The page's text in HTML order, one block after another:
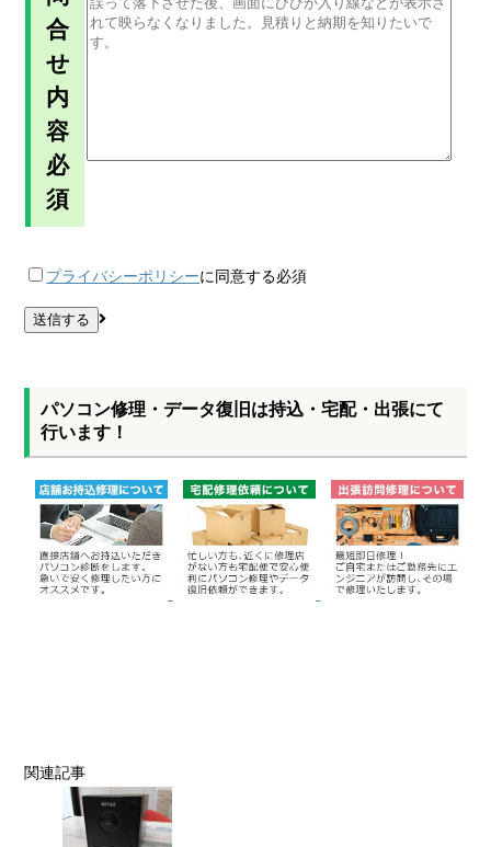
合
せ
内
容
必
須
プライバシーポリシーに同意する必須
パソコン修理・データ復旧は持込・宅配・出張にて
行います！
関連記事